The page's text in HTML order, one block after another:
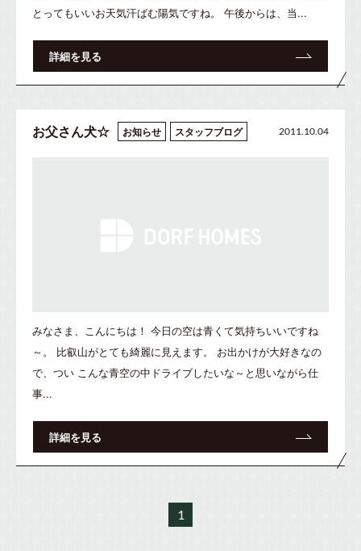
とってもいいお天気汗ばむ陽気ですね。 午後からは、当...
詳細を見る
お父さん犬☆ お知らせ スタッフブログ 2011.10.04
みなさま、こんにちは！ 今日の空は青くて気持ちいいですね
～。 比叡山がとても綺麗に見えます。 お出かけが大好きなの
で、つい こんな青空の中ドライブしたいな～と思いながら仕
事...
詳細を見る
1